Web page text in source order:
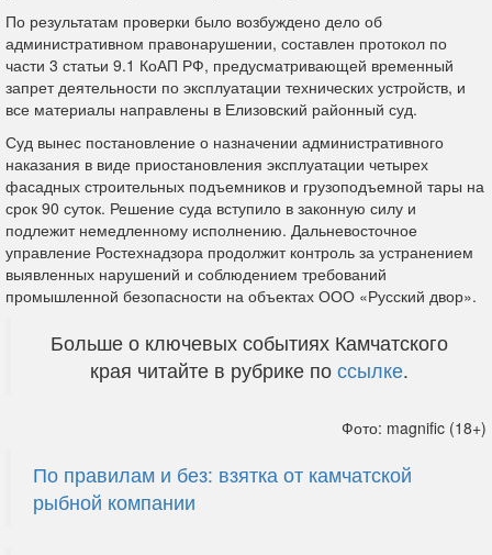
По результатам проверки было возбуждено дело об
административном правонарушении, составлен протокол по
части 3 статьи 9.1 КоАП РФ, предусматривающей временный
запрет деятельности по эксплуатации технических устройств, и
все материалы направлены в Елизовский районный суд.
Суд вынес постановление о назначении административного
наказания в виде приостановления эксплуатации четырех
фасадных строительных подъемников и грузоподъемной тары на
срок 90 суток. Решение суда вступило в законную силу и
подлежит немедленному исполнению. Дальневосточное
управление Ростехнадзора продолжит контроль за устранением
выявленных нарушений и соблюдением требований
промышленной безопасности на объектах ООО «Русский двор».
Больше о ключевых событиях Камчатского
края читайте в рубрике по ссылке.
Фото: magnific (18+)
По правилам и без: взятка от камчатской
рыбной компании